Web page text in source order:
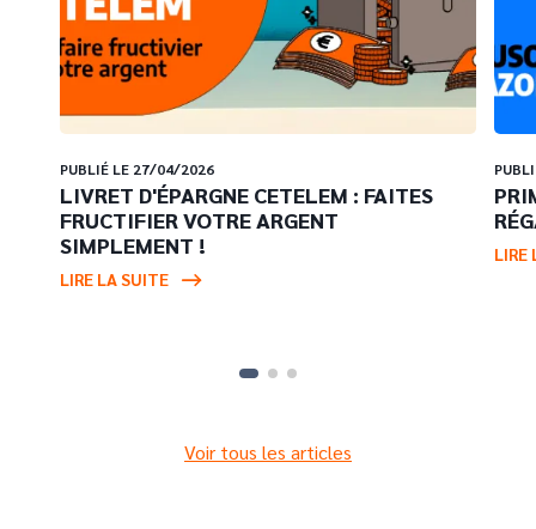
PUBLIÉ LE 27/04/2026
LIVRET D'ÉPARGNE CETELEM : FAITES
FRUCTIFIER VOTRE ARGENT
SIMPLEMENT !
LIRE LA SUITE
LIRE
Voir tous les articles